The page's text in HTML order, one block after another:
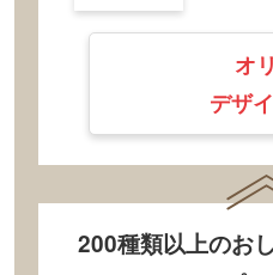
オ
デザ
200種類以上のお